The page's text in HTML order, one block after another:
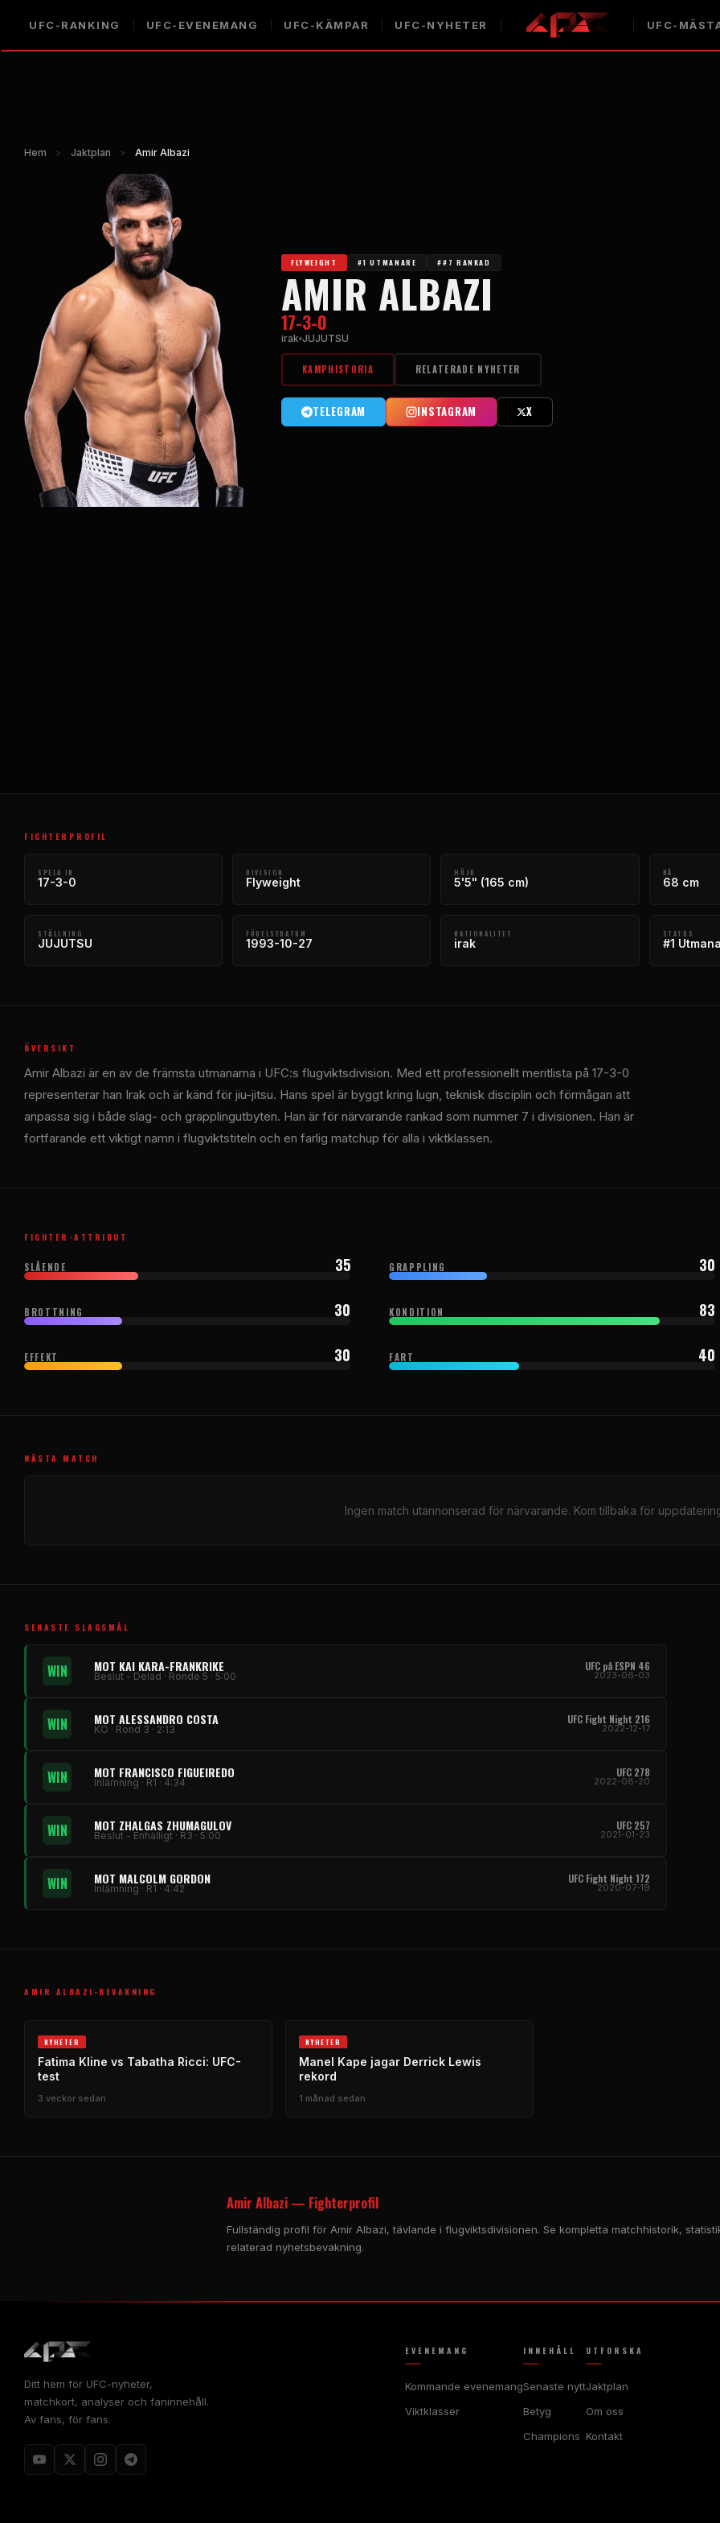
UFC-RANKING UFC-EVENEMANG UFC-KÄMPAR UFC-NYHETER UFC-
Hem > Jaktplan > Amir Albazi
FLYWEIGHT #1 UTMANARE ##7 RANKAD
AMIR ALBAZI
17-3-0
irak JUJUTSU
KAMPHISTORIA RELATERADE NYHETER
TELEGRAM INSTAGRAM X
FIGHTERPROFIL
SPELA IN
17-3-0
DIVISION
Flyweight
HÖJD
5'5" (165 cm)
NÅ
68 cm
STÄLLNING
JUJUTSU
FÖDELSEDATUM
1993-10-27
NATIONALITET
irak
STATUS
#1
ÖVERSIKT
Amir Albazi är en av de främsta utmanarna i UFC:s flugviktsdivision. Med ett professionellt meritlista på 17-3-0
representerar han Irak och är känd för jiu-jitsu. Hans spel är byggt kring lugn, teknisk disciplin och förmågan att
anpassa sig i både slag- och grapplingutbyten. Han är för närvarande rankad som nummer 7 i divisionen. Han är
fortfarande ett viktigt namn i flugviktstiteln och en farlig matchup för alla i viktklassen.
FIGHTER-ATTRIBUT
SLÅENDE 35 GRAPPLING 30
BROTTNING 30 KONDITION 83
EFFEKT 30 FART 40
NÄSTA MATCH
Ingen match utannonserad för närvarande. Kom tillbaka för
SENASTE SLAGSMÅL
WIN MOT KAI KARA-FRANKRIKE
Beslut - Delad · Ronde 5 · 5:00
UFC på ESPN 46
2023-06-03
WIN MOT ALESSANDRO COSTA
KO · Rond 3 · 2:13
UFC Fight Night 216
2022-12-17
WIN MOT FRANCISCO FIGUEIREDO
Inlämning · R1 · 4:34
UFC 278
2022-08-20
WIN MOT ZHALGAS ZHUMAGULOV
Beslut - Enhälligt · R3 · 5:00
UFC 257
2021-01-23
WIN MOT MALCOLM GORDON
Inlämning · R1 · 4:42
UFC Fight Night 172
2020-07-19
AMIR ALBAZI-BEVAKNING
NYHETER
Fatima Kline vs Tabatha Ricci: UFC-
test
3 veckor sedan
NYHETER
Manel Kape jagar Derrick Lewis
rekord
1 månad sedan
Amir Albazi — Fighterprofil
Fullständig profil för Amir Albazi, tävlande i flugviktsdivisionen. Se kompletta matchhistorik,
relaterad nyhetsbevakning.
Ditt hem för UFC-nyheter,
matchkort, analyser och faninnehåll.
Av fans, för fans.
EVENEMANG
Kommande evenemang
Viktklasser
INNEHÅLL
Senaste nytt
Betyg
Champions
UTFORSKA
Jaktplan
Om oss
Kontakt